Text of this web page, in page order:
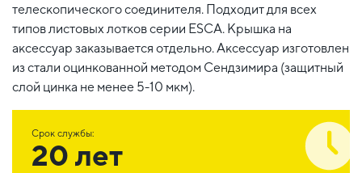
телескопического соединителя. Подходит для всех
типов листовых лотков серии ESCA. Крышка на
аксессуар заказывается отдельно. Аксессуар изготовлен
из стали оцинкованной методом Сендзимира (защитный
слой цинка не менее 5-10 мкм).
Срок службы:
20 лет